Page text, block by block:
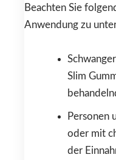
Beachten Sie
Anwendung zu
Slim
Personen
oder mit
der